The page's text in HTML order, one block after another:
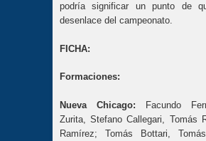
podría significar un punto de
desenlace del campeonato.
FICHA:
Formaciones:
Nueva Chicago: Facundo
Zurita, Stefano Callegari, Tomás
Ramírez; Tomás Bottari, Tomás